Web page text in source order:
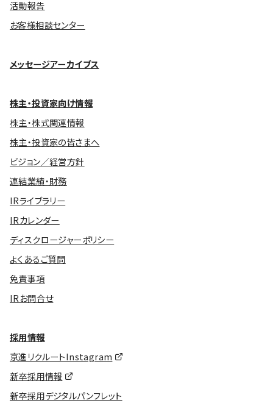
活動報告
お客様相談センター
メッセージアーカイブス
株主・投資家向け情報
株主・株式関連情報
株主・投資家の皆さまへ
ビジョン／経営方針
連結業績・財務
IRライブラリー
IRカレンダー
ディスクロージャーポリシー
よくあるご質問
免責事項
IRお問合せ
採用情報
京進リクルートInstagram
新卒採用情報
新卒採用デジタルパンフレット